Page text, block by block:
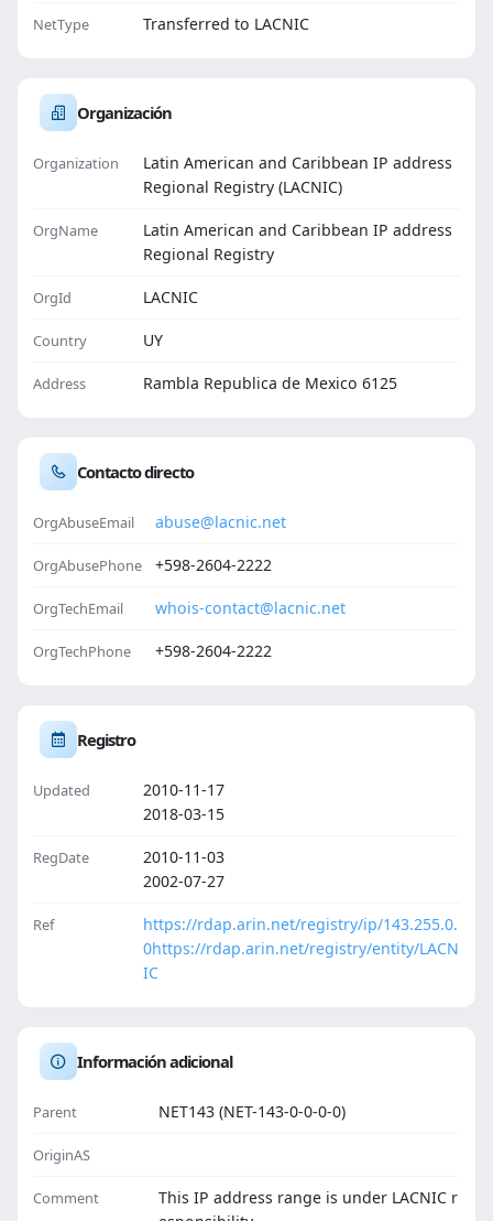
NetType Transferred to LACNIC
Organización
Organization
Latin American and Caribbean IP address
Regional Registry (LACNIC)
OrgName
Latin American and Caribbean IP address
Regional Registry
OrgId LACNIC
Country UY
Address Rambla Republica de Mexico 6125
Contacto directo
OrgAbuseEmail abuse@lacnic.net
OrgAbusePhone +598-2604-2222
OrgTechEmail whois-contact@lacnic.net
OrgTechPhone +598-2604-2222
Registro
Updated
2010-11-17
2018-03-15
RegDate
2010-11-03
2002-07-27
Ref
https://rdap.arin.net/registry/ip/143.255.0.
0https://rdap.arin.net/registry/entity/LACN
IC
Información adicional
Parent NET143 (NET-143-0-0-0-0)
OriginAS
Comment
This IP address range is under LACNIC r